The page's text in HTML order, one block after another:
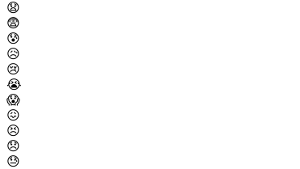
😧
😨
😰
😥
😢
😭
😱
😖
😣
😞
😓